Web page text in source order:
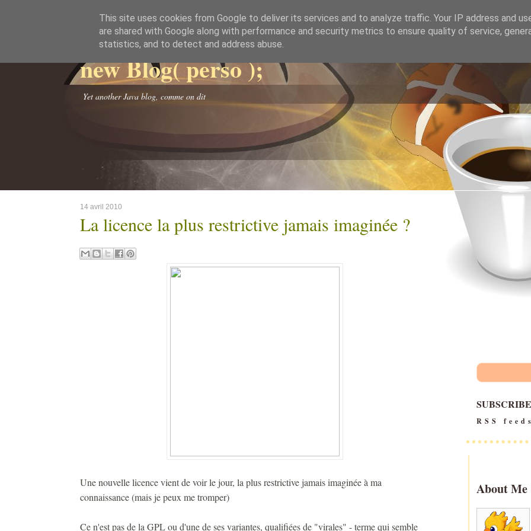
new Blog( perso );
Yet another Java blog, comme on dit
14 avril 2010
La licence la plus restrictive jamais imaginée ?
Une nouvelle licence vient de voir le jour, la plus restrictive jamais imaginée à ma
connaissance (mais je peux me tromper)
Ce n'est pas de la GPL ou d'une de ses variantes, qualifiées de "virales" - terme qui semble
SUBSCRIBE
RSS
About Me
This site uses cookies from Google to deliver its services and to analyze traffic. Your IP address and
are shared with Google along with performance and security metrics to ensure quality of service,
statistics, and to detect and address abuse.